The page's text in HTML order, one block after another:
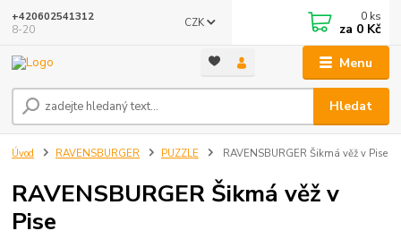
Menu
CZK
Hledat
+420602541312
8-20
0 ks
za 0 Kč
Úvod RAVENSBURGER PUZZLE RAVENSBURGER Šikmá věž v Pise
RAVENSBURGER Šikmá věž v
Pise